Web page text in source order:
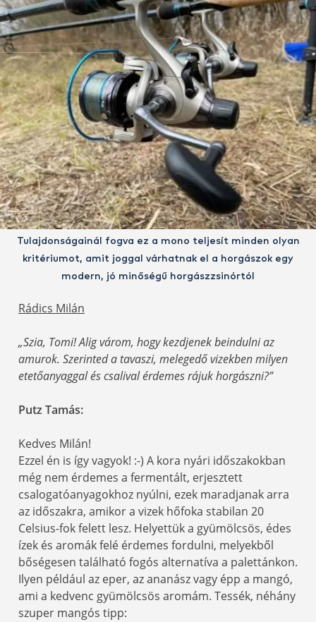
Tulajdonságainál fogva ez a mono teljesít minden olyan
kritériumot, amit joggal várhatnak el a horgászok egy
modern, jó minőségű horgászzsinórtól
Rádics Milán
„Szia, Tomi! Alig várom, hogy kezdjenek beindulni az
amurok. Szerinted a tavaszi, melegedő vizekben milyen
etetőanyaggal és csalival érdemes rájuk horgászni?”
Putz Tamás:
Kedves Milán!
Ezzel én is így vagyok! :-) A kora nyári időszakokban
még nem érdemes a fermentált, erjesztett
csalogatóanyagokhoz nyúlni, ezek maradjanak arra
az időszakra, amikor a vizek hőfoka stabilan 20
Celsius-fok felett lesz. Helyettük a gyümölcsös, édes
ízek és aromák felé érdemes fordulni, melyekből
bőségesen található fogós alternatíva a palettánkon.
Ilyen például az eper, az ananász vagy épp a mangó,
ami a kedvenc gyümölcsös aromám. Tessék, néhány
szuper mangós tipp: